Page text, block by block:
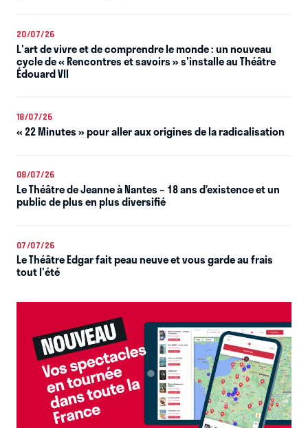
20/07/26
L'art de vivre et de comprendre le monde : un nouveau
cycle de « Rencontres et savoirs » s'installe au Théâtre
Édouard VII
18/07/26
« 22 Minutes » pour aller aux origines de la radicalisation
08/07/26
Le Théâtre de Jeanne à Nantes – 18 ans d’existence et un
public de plus en plus diversifié
07/07/26
Le Théâtre Edgar fait peau neuve et vous garde au frais
tout l'été